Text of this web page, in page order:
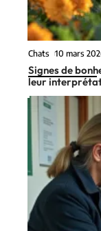
Chats 10 mars
Signes de
leur